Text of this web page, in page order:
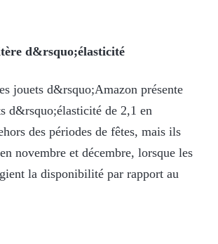
d&rsquo;élasticité
jouets d&rsquo;Amazon présente
d&rsquo;élasticité de 2,1 en
des périodes de fêtes, mais ils
novembre et décembre, lorsque les
la disponibilité par rapport au